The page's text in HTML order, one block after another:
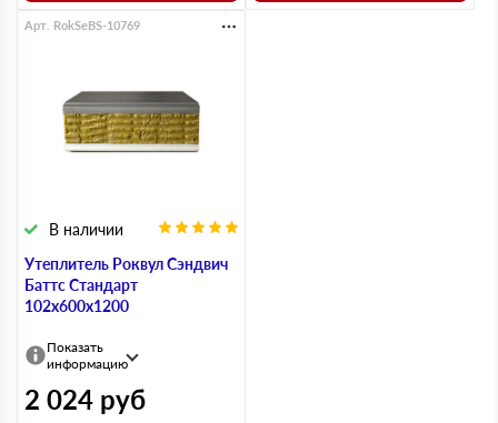
Утеплитель Роквул Сэндвич
Баттс Стандарт
102х600х1200
В наличии
Арт. RokSeBS-10769
Показать
информацию
2 024 руб